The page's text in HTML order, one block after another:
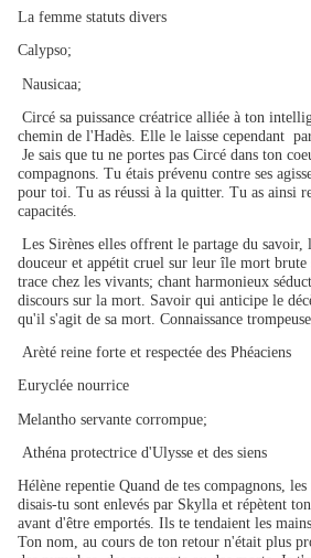
La femme statuts divers
Calypso;
Nausicaa;
Circé sa puissance créatrice alliée à ton
chemin de l'Hadès. Elle le laisse cependant
Je sais que tu ne portes pas Circé dans ton
compagnons. Tu étais prévenu contre ses
pour toi. Tu as réussi à la quitter. Tu as ainsi
capacités.
Les Sirènes elles offrent le partage du savoir,
douceur et appétit cruel sur leur île mort brute
trace chez les vivants; chant harmonieux
discours sur la mort. Savoir qui anticipe le
qu'il s'agit de sa mort. Connaissance
Arèté reine forte et respectée des Phéaciens
Euryclée nourrice
Melantho servante corrompue;
Athéna protectrice d'Ulysse et des siens
Hélène repentie Quand de tes compagnons,
disais-tu sont enlevés par Skylla et répètent
avant d'être emportés. Ils te tendaient les
Ton nom, au cours de ton retour n'était plus